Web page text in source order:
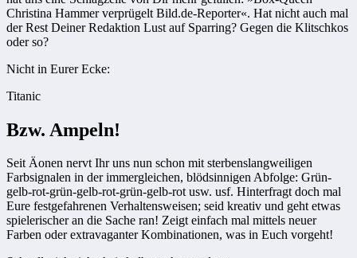
Christina Hammer verprügelt Bild.de-Reporter«. Hat nicht auch mal
der Rest Deiner Redaktion Lust auf Sparring? Gegen die Klitschkos
oder so?
Nicht in Eurer Ecke:
Titanic
Bzw. Ampeln!
Seit Äonen nervt Ihr uns nun schon mit sterbenslangweiligen
Farbsignalen in der immergleichen, blödsinnigen Abfolge: Grün-
gelb-rot-grün-gelb-rot-grün-gelb-rot usw. usf. Hinterfragt doch mal
Eure festgefahrenen Verhaltensweisen; seid kreativ und geht etwas
spielerischer an die Sache ran! Zeigt einfach mal mittels neuer
Farben oder extravaganter Kombinationen, was in Euch vorgeht!